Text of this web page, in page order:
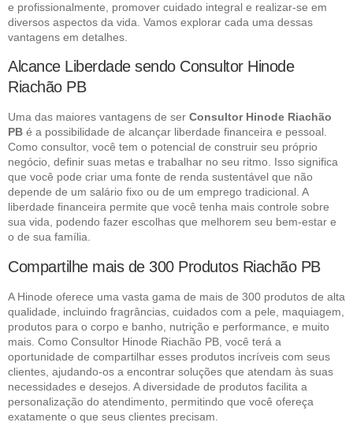
e profissionalmente, promover cuidado integral e realizar-se em
diversos aspectos da vida. Vamos explorar cada uma dessas
vantagens em detalhes.
Alcance Liberdade sendo Consultor Hinode
Riachão PB
Uma das maiores vantagens de ser Consultor Hinode Riachão
PB é a possibilidade de alcançar liberdade financeira e pessoal.
Como consultor, você tem o potencial de construir seu próprio
negócio, definir suas metas e trabalhar no seu ritmo. Isso significa
que você pode criar uma fonte de renda sustentável que não
depende de um salário fixo ou de um emprego tradicional. A
liberdade financeira permite que você tenha mais controle sobre
sua vida, podendo fazer escolhas que melhorem seu bem-estar e
o de sua família.
Compartilhe mais de 300 Produtos Riachão PB
A Hinode oferece uma vasta gama de mais de 300 produtos de alta
qualidade, incluindo fragrâncias, cuidados com a pele, maquiagem,
produtos para o corpo e banho, nutrição e performance, e muito
mais. Como Consultor Hinode Riachão PB, você terá a
oportunidade de compartilhar esses produtos incríveis com seus
clientes, ajudando-os a encontrar soluções que atendam às suas
necessidades e desejos. A diversidade de produtos facilita a
personalização do atendimento, permitindo que você ofereça
exatamente o que seus clientes precisam.